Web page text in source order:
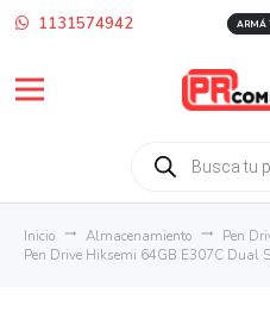
1131574942 ARMÁ
Búsqueda
de
productos
Inicio trending_flat Almacenamiento trending_flat Pen
Pen Drive Hiksemi 64GB E307C Dual